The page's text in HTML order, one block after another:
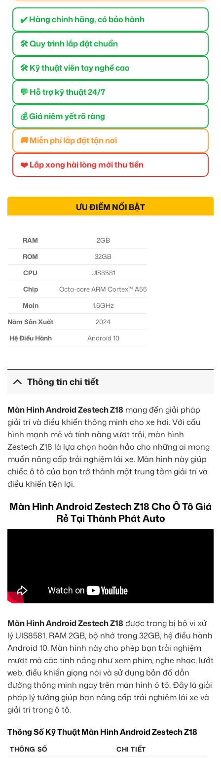
✔️ Hàng chính hãng, có bảo hành
🛠 Quy trình lắp đặt chuẩn
🛠 Kỹ thuật viên tay nghề cao
💬 Hỗ trợ kỹ thuật 24/7
💰 Giá niêm yết rõ ràng
🚚 Miễn phí lắp đặt tận nơi
❤️ Lắp xong hài lòng mới thu tiền
ƯU ĐIỂM NỔI BẬT
RAM
2GB
ROM
32GB
CPU
UIS8581
Chip
Octa-core ARM Cortex™ A55
Main
1.6GHz
Năm Sản Xuất
2024
Hệ Điều Hành
Android 10
Thông tin chi tiết
Màn Hình Android Zestech Z18 mang đến giải pháp
giải trí và điều khiển thông minh cho xe hơi. Với cấu
hình mạnh mẽ và tính năng vượt trội, màn hình
Zestech Z18 là lựa chọn hoàn hảo cho những ai mong
muốn nâng cấp trải nghiệm lái xe. Màn hình này giúp
chiếc ô tô của bạn trở thành một trung tâm giải trí và
điều khiển tiện lợi.
Màn Hình Android Zestech Z18 Cho Ô Tô Giá
Rẻ Tại Thành Phát Auto
Màn Hình Android Zestech Z18được trang bị bộ vi xử
lý UIS8581, RAM 2GB, bộ nhớ trong 32GB, hệ điều hành
Android 10. Màn hình này cho phép bạn trải nghiệm
mượt mà các tính năng như xem phim, nghe nhạc, lướt
web, điều khiển giọng nói và sử dụng bản đồ dẫn
đường thông minh ngay trên màn hình ô tô. Đây là giải
pháp lý tưởng giúp bạn nâng cấp trải nghiệm lái xe và
giải trí trong ô tô.
Thông Số Kỹ Thuật Màn Hình Android Zestech Z18
THÔNG SỐ
CHI TIẾT